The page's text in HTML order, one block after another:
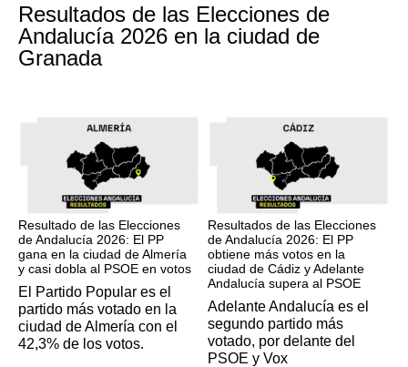
Resultados de las Elecciones de
Andalucía 2026 en la ciudad de
Granada
Resultado de las Elecciones
de Andalucía 2026: El PP
gana en la ciudad de Almería
y casi dobla al PSOE en votos
El Partido Popular es el
partido más votado en la
ciudad de Almería con el
42,3% de los votos.
Resultados de las Elecciones
de Andalucía 2026: El PP
obtiene más votos en la
ciudad de Cádiz y Adelante
Andalucía supera al PSOE
Adelante Andalucía es el
segundo partido más
votado, por delante del
PSOE y Vox